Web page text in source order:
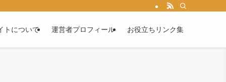
トについて 運営者プロフィール お役立ちリンク集